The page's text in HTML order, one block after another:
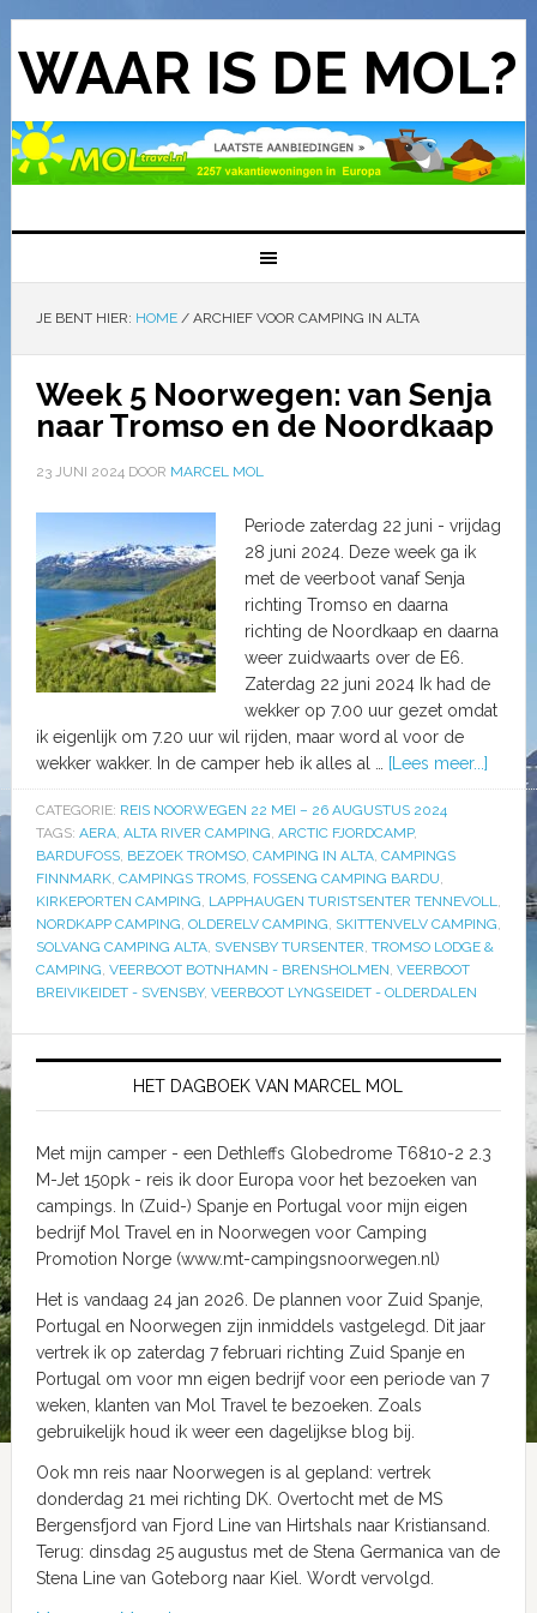
WAAR IS DE MOL?
JE BENT HIER: HOME /ARCHIEF VOOR CAMPING IN ALTA
Week 5 Noorwegen: van Senja
naar Tromso en de Noordkaap
23 JUNI 2024DOOR MARCEL MOL
Periode zaterdag 22 juni - vrijdag
28 juni 2024. Deze week ga ik
met de veerboot vanaf Senja
richting Tromso en daarna
richting de Noordkaap en daarna
weer zuidwaarts over de E6.
Zaterdag 22 juni 2024 Ik had de
wekker op 7.00 uur gezet omdat
ik eigenlijk om 7.20 uur wil rijden, maar word al voor de
wekker wakker. In de camper heb ik alles al …
[Lees meer...]
CATEGORIE: REIS NOORWEGEN 22 MEI – 26 AUGUSTUS 2024
TAGS: AERA, ALTA RIVER CAMPING, ARCTIC FJORDCAMP,
BARDUFOSS, BEZOEK TROMSO, CAMPING IN ALTA, CAMPINGS
FINNMARK, CAMPINGS TROMS, FOSSENG CAMPING BARDU,
KIRKEPORTEN CAMPING, LAPPHAUGEN TURISTSENTER TENNEVOLL,
NORDKAPP CAMPING, OLDERELV CAMPING, SKITTENVELV CAMPING,
SOLVANG CAMPING ALTA, SVENSBY TURSENTER, TROMSO LODGE &
CAMPING, VEERBOOT BOTNHAMN - BRENSHOLMEN, VEERBOOT
BREIVIKEIDET - SVENSBY, VEERBOOT LYNGSEIDET - OLDERDALEN
HET DAGBOEK VAN MARCEL MOL
Met mijn camper - een Dethleffs Globedrome T6810-2 2.3
M-Jet 150pk - reis ik door Europa voor het bezoeken van
campings. In (Zuid-) Spanje en Portugal voor mijn eigen
bedrijf Mol Travel en in Noorwegen voor Camping
Promotion Norge (www.mt-campingsnoorwegen.nl)
Het is vandaag 24 jan 2026. De plannen voor Zuid Spanje,
Portugal en Noorwegen zijn inmiddels vastgelegd. Dit jaar
vertrek ik op zaterdag 7 februari richting Zuid Spanje en
Portugal om voor mn eigen bedrijf voor een periode van 7
weken, klanten van Mol Travel te bezoeken. Zoals
gebruikelijk houd ik weer een dagelijkse blog bij.
Ook mn reis naar Noorwegen is al gepland: vertrek
donderdag 21 mei richting DK. Overtocht met de MS
Bergensfjord van Fjord Line van Hirtshals naar Kristiansand.
Terug: dinsdag 25 augustus met de Stena Germanica van de
Stena Line van Goteborg naar Kiel. Wordt vervolgd.